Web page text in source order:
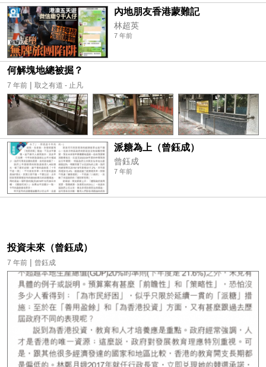
內地朋友香港蒙難記
林超英
7 年前
何解塊地總被掘？
7 年前 | 取之有道 - 止凡
派糖為上（曾鈺成）
曾鈺成
7 年前
投資未來（曾鈺成）
7 年前 | 曾鈺成